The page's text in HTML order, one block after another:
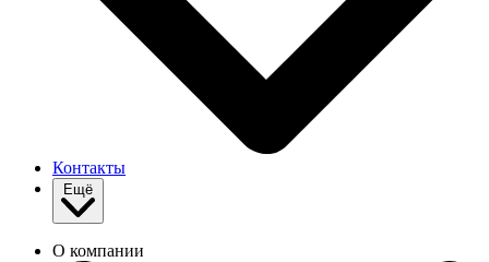
Контакты
О компании